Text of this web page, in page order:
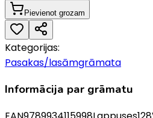
Pievienot grozam
Kategorijas:
Pasakas/lasāmgrāmata
Informācija par grāmatu